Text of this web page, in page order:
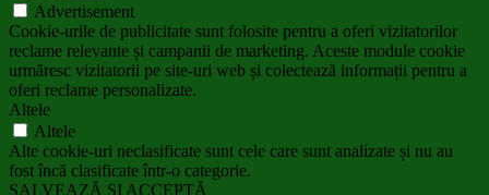
Advertisement
Cookie-urile de publicitate sunt folosite pentru a oferi vizitatorilor
reclame relevante și campanii de marketing. Aceste module cookie
urmăresc vizitatorii pe site-uri web și colectează informații pentru a
oferi reclame personalizate.
Altele
Altele
Alte cookie-uri neclasificate sunt cele care sunt analizate și nu au
fost încă clasificate într-o categorie.
SALVEAZĂ ȘI ACCEPTĂ